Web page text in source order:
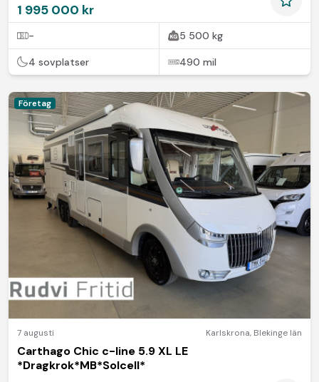
1 995 000 kr
- 5 500 kg
4 sovplatser 490 mil
Företag
7 augusti Karlskrona, Blekinge län
Carthago Chic c-line 5.9 XL LE
*Dragkrok*MB*Solcell*